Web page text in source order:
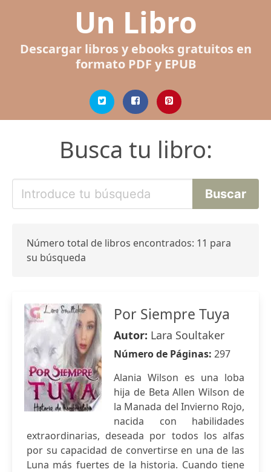
Un Libro
Descargar libros y ebooks gratuitos en
formato PDF y EPUB
Busca tu libro:
Número total de libros encontrados: 11 para
su búsqueda
Por Siempre Tuya
Autor: Lara Soultaker
Número de Páginas: 297
Alania Wilson es una loba
hija de Beta Allen Wilson de
la Manada del Invierno Rojo,
nacida con habilidades
extraordinarias, deseada por todos los alfas
por su capacidad de convertirse en una de las
Luna más fuertes de la historia. Cuando tiene